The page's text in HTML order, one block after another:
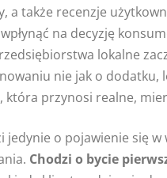
a także recenzje
na decyzję
lokalne
nie jak o dodatku,
która przynosi realne,
jedynie o pojawienie się w
Chodzi o bycie